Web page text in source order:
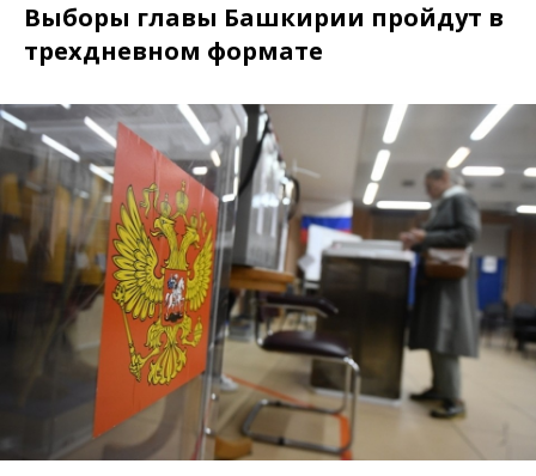
Выборы главы Башкирии пройдут в
трехдневном формате